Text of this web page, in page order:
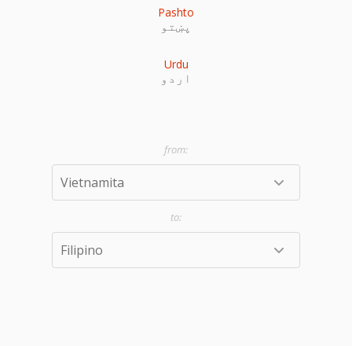
Pashto
پښتو
Urdu
اردو